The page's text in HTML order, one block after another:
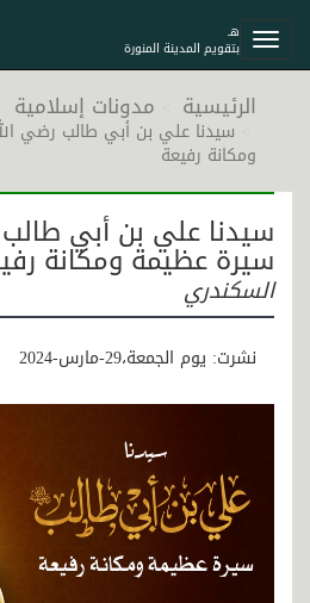
هـ
بتقويم المدينة المنورة
الرئيسية مدونات إسلامية
سيدنا علي بن أبي طالب رضي
ومكانة رفيعة
سيدنا علي بن أبي
سيرة عظيمة ومكانة
السكندري
نشرت: يوم الجمعة،29-مارس-2024